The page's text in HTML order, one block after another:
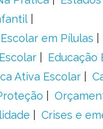
em Pílulas
Educação
Ativa Escolar
Crises e